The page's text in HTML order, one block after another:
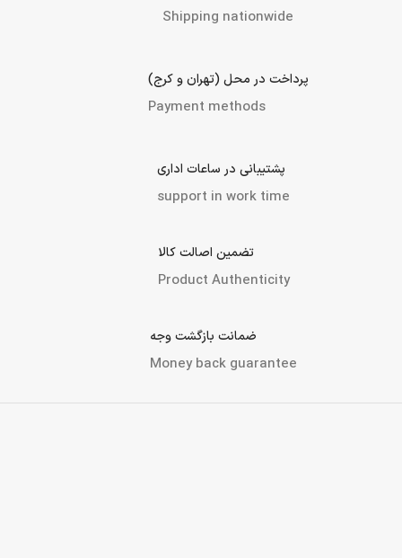
Shipping nationwide
پرداخت در محل (تهران و کرج)
Payment methods
پشتیبانی در ساعات اداری
support in work time
تضمین اصالت کالا
Product Authenticity
ضمانت بازگشت وجه
Money back guarantee